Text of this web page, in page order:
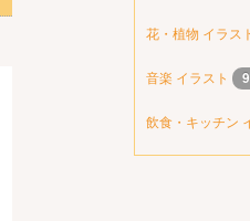
花・植物 イラス
音楽 イラスト 9
飲食・キッチン